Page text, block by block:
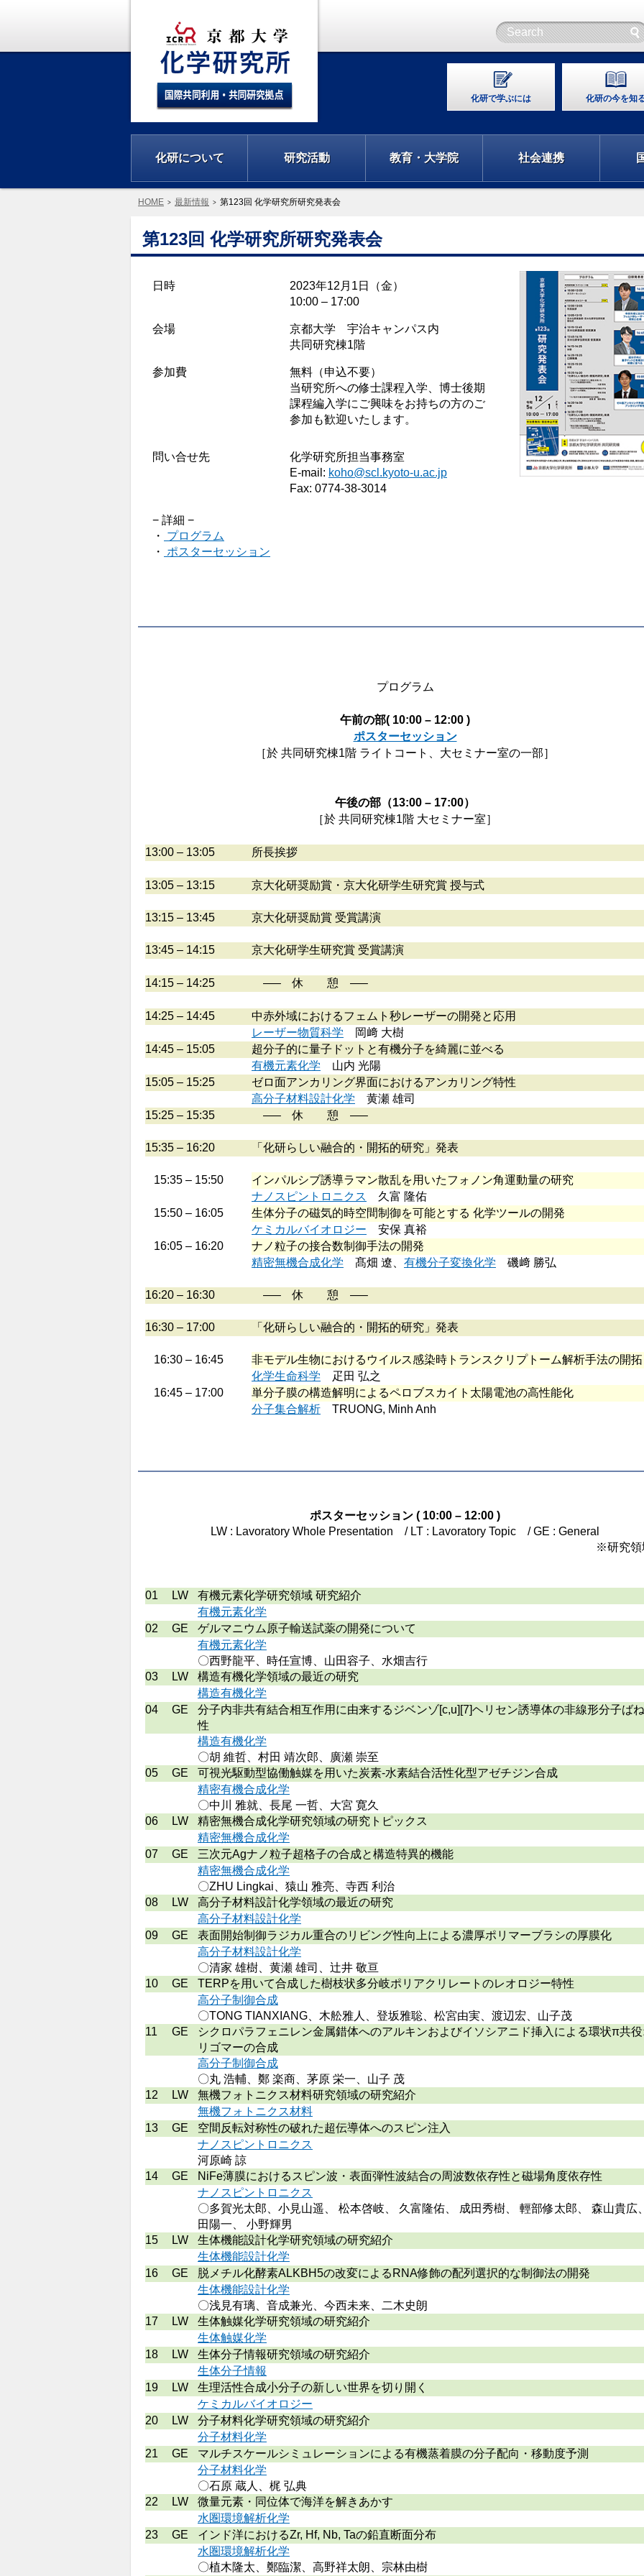
化研で学ぶには 化研の今を知
化研について 研究活動 教育・大学院 社会連携
HOME 最新情報 第123回 化学研究所研究発表会
第123回 化学研究所研究発表会
日時
2023年12月1日（金）
10:00 – 17:00
会場
京都大学 宇治キャンパス内
共同研究棟1階
参加費
無料（申込不要）
当研究所への修士課程入学、博士後期
課程編入学にご興味をお持ちの方のご
参加も歓迎いたします。
問い合せ先
化学研究所担当事務室
E-mail: koho@scl.kyoto-u.ac.jp
Fax: 0774-38-3014
− 詳細 −
・
プログラム
・
ポスターセッション
プログラム
午前の部( 10:00 – 12:00 )
ポスターセッション
［於 共同研究棟1階 ライトコート、大セミナー室の一部］
午後の部（13:00 – 17:00）
［於 共同研究棟1階 大セミナー室］
13:00 – 13:05 所長挨拶
13:05 – 13:15 京大化研奨励賞・京大化研学生研究賞 授与式
13:15 – 13:45 京大化研奨励賞 受賞講演
13:45 – 14:15 京大化研学生研究賞 受賞講演
14:15 – 14:25 —– 休 憩 —–
14:25 – 14:45
中赤外域におけるフェムト秒レーザーの開発と応用
レーザー物質科学 岡﨑 大樹
14:45 – 15:05
超分子的に量子ドットと有機分子を綺麗に並べる
有機元素化学 山内 光陽
15:05 – 15:25
ゼロ面アンカリング界面におけるアンカリング特性
高分子材料設計化学 黄瀬 雄司
15:25 – 15:35
—– 休 憩 —–
15:35 – 16:20 「化研らしい融合的・開拓的研究」発表
15:35 – 15:50
インパルシブ誘導ラマン散乱を用いたフォノン角運動量の研究
ナノスピントロニクス
久富 隆佑
15:50 – 16:05
生体分子の磁気的時空間制御を可能とする 化学ツールの開発
ケミカルバイオロジー 安保 真裕
16:05 – 16:20
ナノ粒子の接合数制御手法の開発
精密無機合成化学 髙畑 遼、 有機分子変換化学 磯﨑 勝弘
16:20 – 16:30 —– 休 憩 —–
16:30 – 17:00 「化研らしい融合的・開拓的研究」発表
16:30 – 16:45
非モデル生物におけるウイルス感染時トランスクリプトーム解析手法の開拓
化学生命科学 疋田 弘之
16:45 – 17:00
単分子膜の構造解明によるペロブスカイト太陽電池の高性能化
分子集合解析 TRUONG, Minh Anh
ポスターセッション ( 10:00 – 12:00 )
LW : Lavoratory Whole Presentation / LT : Lavoratory Topic / GE : General
※研究領
01 LW
有機元素化学研究領域 研究紹介
有機元素化学
02
GE
ゲルマニウム原子輸送試薬の開発について
有機元素化学
〇西野龍平、時任宣博、山田容子、水畑吉行
03
LW
構造有機化学領域の最近の研究
構造有機化学
04
GE
分子内非共有結合相互作用に由来するジベンゾ[c,u][7]ヘリセン誘導体の非線形分子ば
性
構造有機化学
〇胡 維哲、村田 靖次郎、廣瀬 崇至
05
GE
可視光駆動型協働触媒を用いた炭素-水素結合活性化型アゼチジン合成
精密有機合成化学
〇中川 雅就、長尾 一哲、大宮 寛久
06
LW
精密無機合成化学研究領域の研究トピックス
精密無機合成化学
07
GE
三次元Agナノ粒子超格子の合成と構造特異的機能
精密無機合成化学
〇ZHU Lingkai、猿山 雅亮、寺西 利治
08
LW
高分子材料設計化学領域の最近の研究
高分子材料設計化学
09
GE
表面開始制御ラジカル重合のリビング性向上による濃厚ポリマーブラシの厚膜化
高分子材料設計化学
〇清家 雄樹、黄瀬 雄司、辻井 敬亘
10
GE
TERPを用いて合成した樹枝状多分岐ポリアクリレートのレオロジー特性
高分子制御合成
〇TONG TIANXIANG、木舩雅人、登坂雅聡、松宮由実、渡辺宏、山子茂
11
GE
シクロパラフェニレン金属錯体へのアルキンおよびイソシアニド挿入による環状π共
リゴマーの合成
高分子制御合成
〇丸 浩輔、鄭 楽商、茅原 栄一、山子 茂
12
LW
無機フォトニクス材料研究領域の研究紹介
無機フォトニクス材料
13
GE
空間反転対称性の破れた超伝導体へのスピン注入
ナノスピントロニクス
河原崎 諒
14
GE
NiFe薄膜におけるスピン波・表面弾性波結合の周波数依存性と磁場角度依存性
ナノスピントロニクス
〇多賀光太郎、小見山遥、 松本啓岐、 久富隆佑、 成田秀樹、 輕部修太郎、 森山貴広
田陽一、 小野輝男
15
LW
生体機能設計化学研究領域の研究紹介
生体機能設計化学
16
GE
脱メチル化酵素ALKBH5の改変によるRNA修飾の配列選択的な制御法の開発
生体機能設計化学
〇浅見有璃、音成兼光、今西未来、二木史朗
17
LW
生体触媒化学研究領域の研究紹介
生体触媒化学
18
LW
生体分子情報研究領域の研究紹介
生体分子情報
19
LW
生理活性合成小分子の新しい世界を切り開く
ケミカルバイオロジー
20
LW
分子材料化学研究領域の研究紹介
分子材料化学
21
GE
マルチスケールシミュレーションによる有機蒸着膜の分子配向・移動度予測
分子材料化学
〇石原 蔵人、梶 弘典
22
LW
微量元素・同位体で海洋を解きあかす
水圏環境解析化学
23
GE
インド洋におけるZr, Hf, Nb, Taの鉛直断面分布
水圏環境解析化学
〇植木隆太、鄭臨潔、高野祥太朗、宗林由樹